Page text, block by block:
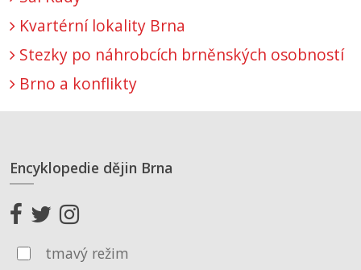
Kvartérní lokality Brna
Stezky po náhrobcích brněnských osobností
Brno a konflikty
Encyklopedie dějin Brna
tmavý režim